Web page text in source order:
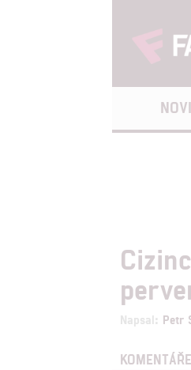
Napsal: Petr
KOMENTÁŘE